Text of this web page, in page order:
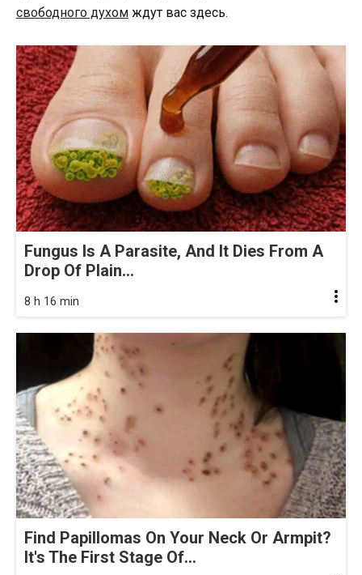
свободного духом ждут вас здесь.
Fungus Is A Parasite, And It Dies From A
Drop Of Plain...
8 h 16 min
Find Papillomas On Your Neck Or Armpit?
It's The First Stage Of...